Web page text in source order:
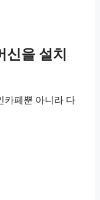
신을 설치
카페뿐 아니라 다